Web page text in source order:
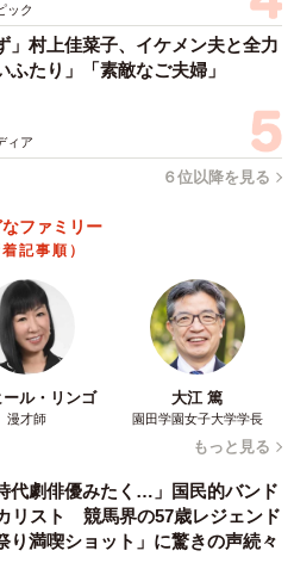
ック
」村上佳菜子、イケメン夫と全力
ふたり」「素敵なご夫婦」
ィア
６位以降を見る
なファミリー
着記事順）
ール・リンゴ
漫才師
大江 篤
園田学園女子大学学長
もっと見る
代劇俳優みたく…」国民的バンド
リスト 競馬界の57歳レジェンド
り満喫ショット」に驚きの声続々